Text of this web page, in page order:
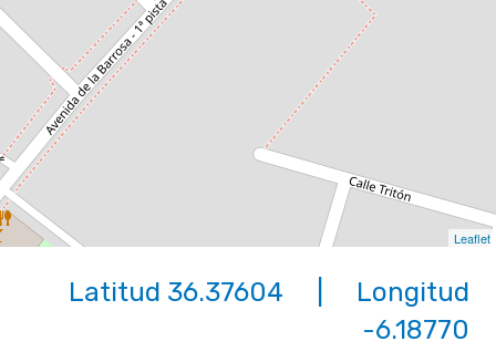
Leaflet
Latitud 36.37604 | Longitud
-6.18770